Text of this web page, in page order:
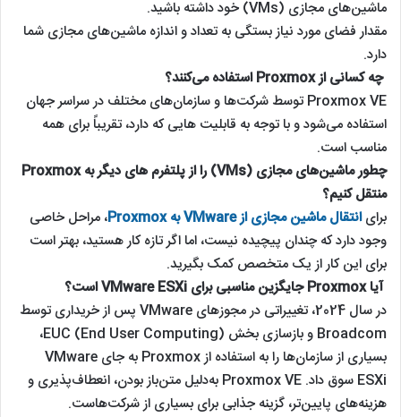
ماشین‌های مجازی (VMs) خود داشته باشید.
مقدار فضای مورد نیاز بستگی به تعداد و اندازه ماشین‌های مجازی شما
دارد.
چه کسانی از Proxmox استفاده می‌کنند؟
Proxmox VE توسط شرکت‌ها و سازمان‌های مختلف در سراسر جهان
استفاده می‌شود و با توجه به قابلیت هایی که دارد، تقریباً برای همه
مناسب است.
چطور ماشین‌های مجازی (VMs) را از پلتفرم های دیگر به Proxmox
منتقل کنیم؟
برایانتقال ماشین‌ مجازی از VMware به Proxmox
، مراحل خاصی
وجود دارد که چندان پیچیده نیست، اما اگر تازه کار هستید، بهتر است
برای این کار از یک متخصص کمک بگیرید.
آیا Proxmox جایگزین مناسبی برای VMware ESXi است؟
در سال 2024، تغییراتی در مجوزهای VMware پس از خریداری توسط
Broadcom و بازسازی بخش EUC (End User Computing)،
بسیاری از سازمان‌ها را به استفاده از Proxmox به جای VMware
ESXi سوق داد. Proxmox VE به‌دلیل متن‌باز بودن، انعطاف‌پذیری و
هزینه‌های پایین‌تر، گزینه جذابی برای بسیاری از شرکت‌هاست.